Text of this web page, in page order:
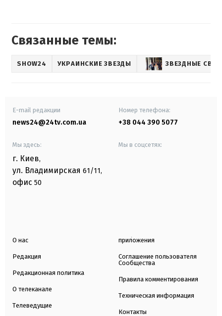
Связанные темы:
SHOW24 УКРАИНСКИЕ ЗВЕЗДЫ ЗВЕЗДНЫЕ
E-mail редакции
news24@24tv.com.ua
Номер телефона:
+38 044 390 5077
Мы здесь:
г. Киев,
ул. Владимирская 61/11,
офис 50
Мы в соцсетях:
О нас
Редакция
Редакционная политика
О телеканале
Телеведущие
приложения
Соглашение пользователя
Сообщества
Правила комментирования
Техническая информация
Контакты